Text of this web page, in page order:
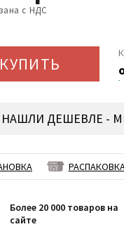
с НДС
КУПИТЬ
НАШЛИ ДЕШЕВЛЕ -
РАСПАКОВКА
Более 20 000 товаров на
сайте